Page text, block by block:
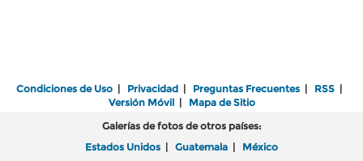
Condiciones de Uso | Privacidad | Preguntas Frecuentes | RSS |
Versión Móvil| Mapa de Sitio
Galerías de fotos de otros países:
Estados Unidos | Guatemala | México